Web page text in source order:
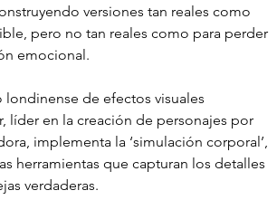
versiones tan reales como
pero no tan reales como para perder
emocional.
londinense de efectos visuales
líder en la creación de personajes por
implementa la ‘simulación corporal’,
herramientas que capturan los detalles
verdaderas.